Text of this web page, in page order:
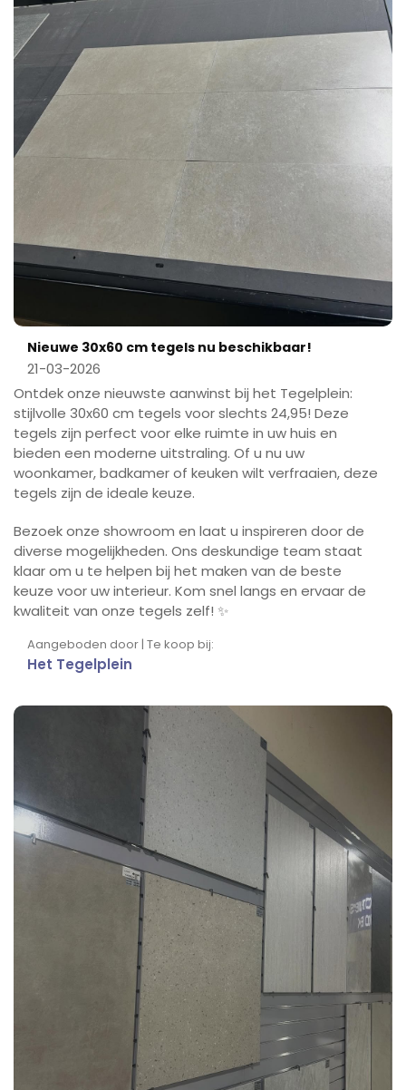
Nieuwe 30x60 cm tegels nu beschikbaar!
21-03-2026
Ontdek onze nieuwste aanwinst bij het Tegelplein:
stijlvolle 30x60 cm tegels voor slechts 24,95! Deze
tegels zijn perfect voor elke ruimte in uw huis en
bieden een moderne uitstraling. Of u nu uw
woonkamer, badkamer of keuken wilt verfraaien, deze
tegels zijn de ideale keuze.
Bezoek onze showroom en laat u inspireren door de
diverse mogelijkheden. Ons deskundige team staat
klaar om u te helpen bij het maken van de beste
keuze voor uw interieur. Kom snel langs en ervaar de
kwaliteit van onze tegels zelf! ✨
Aangeboden door | Te koop bij:
Het Tegelplein